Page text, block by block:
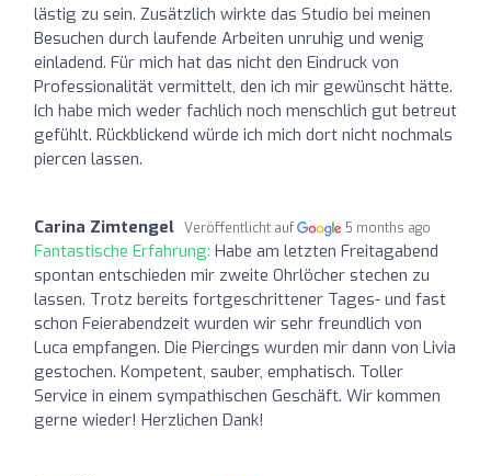
lästig zu sein. Zusätzlich wirkte das Studio bei meinen
Besuchen durch laufende Arbeiten unruhig und wenig
einladend. Für mich hat das nicht den Eindruck von
Professionalität vermittelt, den ich mir gewünscht hätte.
Ich habe mich weder fachlich noch menschlich gut betreut
gefühlt. Rückblickend würde ich mich dort nicht nochmals
piercen lassen.
Carina Zimtengel Veröffentlicht auf 5 months ago
Fantastische Erfahrung: Habe am letzten Freitagabend
spontan entschieden mir zweite Ohrlöcher stechen zu
lassen. Trotz bereits fortgeschrittener Tages- und fast
schon Feierabendzeit wurden wir sehr freundlich von
Luca empfangen. Die Piercings wurden mir dann von Livia
gestochen. Kompetent, sauber, emphatisch. Toller
Service in einem sympathischen Geschäft. Wir kommen
gerne wieder! Herzlichen Dank!